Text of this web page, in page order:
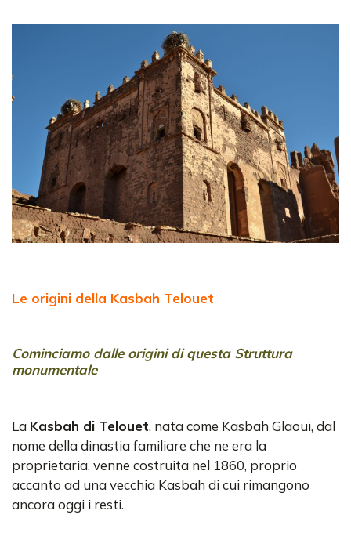
Le origini della Kasbah Telouet
Cominciamo dalle origini di questa Struttura
monumentale
La Kasbah di Telouet, nata come Kasbah Glaoui, dal
nome della dinastia familiare che ne era la
proprietaria, venne costruita nel 1860, proprio
accanto ad una vecchia Kasbah di cui rimangono
ancora oggi i resti.